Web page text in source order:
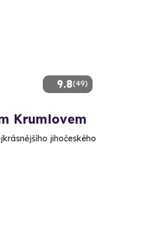
9.8(49)
Krumlovem
jihočeského